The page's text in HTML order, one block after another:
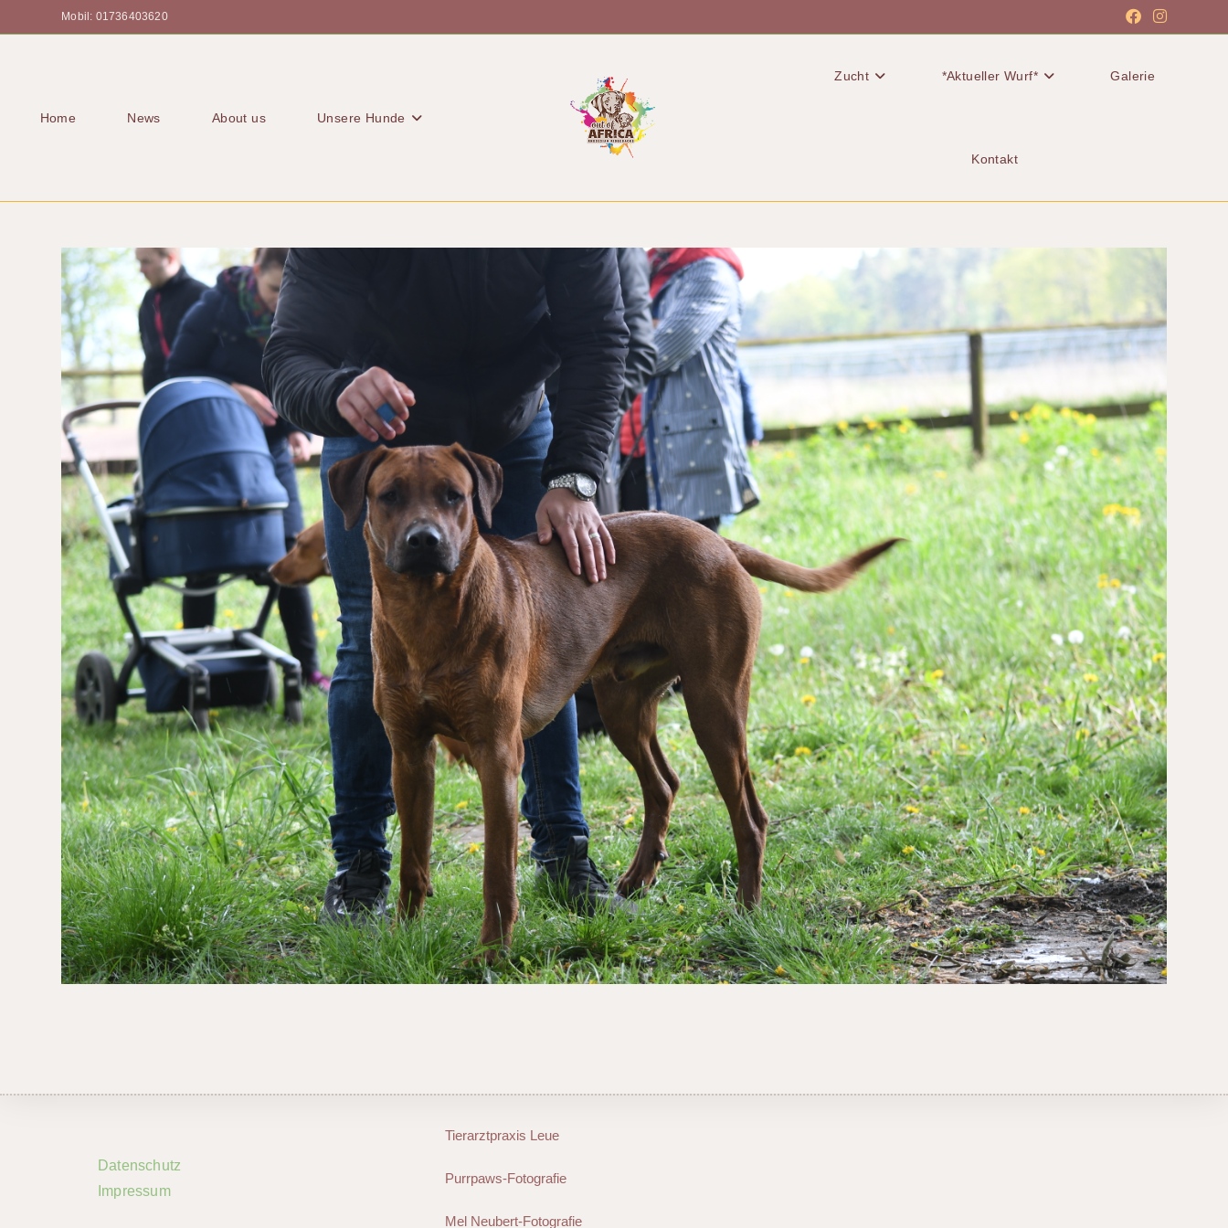
Mobil: 01736403620
Home News About us Unsere Hunde
Zucht *Aktueller Wurf* Galerie
Kontakt
Datenschutz
Impressum
Tierarztpraxis Leue
Purrpaws-Fotografie
Mel Neubert-Fotografie